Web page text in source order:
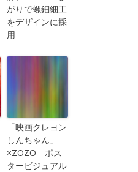
がりで螺鈿細工
をデザインに採
用
「映画クレヨン
しんちゃん」
×ZOZO ポス
タービジュアル